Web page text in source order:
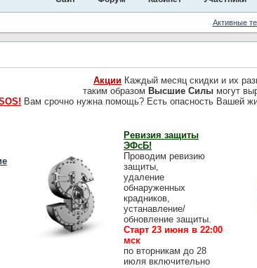
Активные
АкцииКаждый месяц скидки и их
таким образом Высшие Силы могут
Вам срочно нужна помощь? Есть опасность Вашей
Ревизия защиты
ЭФсБ!
Проводим ревизию
защиты,
удаление
обнаруженных
крадников,
устанавление/
обновление защиты.
Старт 23 июня в 22:00
мск
по вторникам до 28
июля включительно